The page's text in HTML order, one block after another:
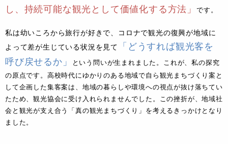
し、持続可能な観光として価値化する方法」
です。
私は幼いころから旅行が好きで、コロナで観光の復興が地域に
よって差が生じている状況を見て
「どうすれば観光客を
呼び戻せるか」
という問いが生まれました。これが、私の探究
の原点です。高校時代にゆかりのある地域で自ら観光まちづくり案と
して企画した集客案は、地域の暮らしや環境への視点が抜け落ちてい
たため、観光協会に受け入れられませんでした。この挫折が、地域社
会と観光が支え合う「真の観光まちづくり」を考えるきっかけとなり
ました。